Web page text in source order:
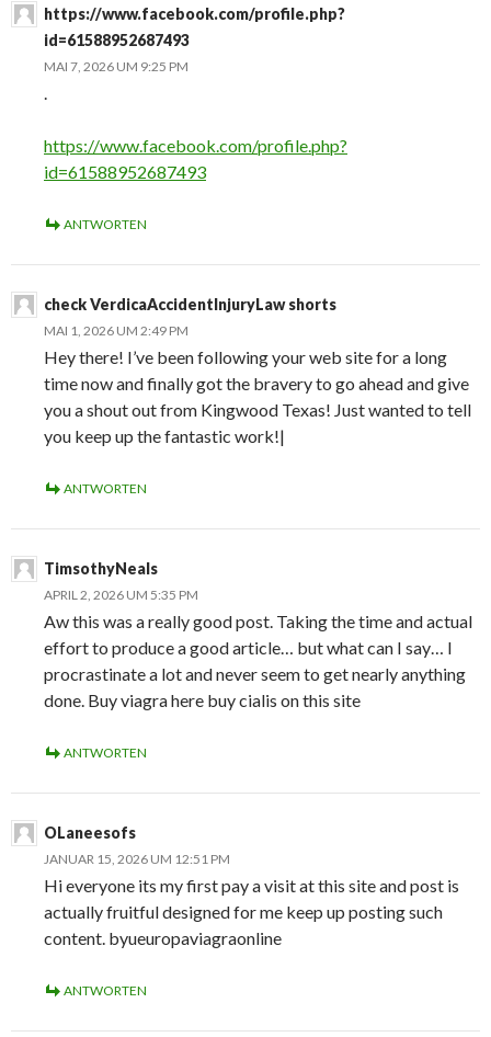
https://www.facebook.com/profile.php?
id=61588952687493
MAI 7, 2026 UM 9:25 PM
.
https://www.facebook.com/profile.php?
id=61588952687493
ANTWORTEN
check VerdicaAccidentInjuryLaw shorts
MAI 1, 2026 UM 2:49 PM
Hey there! I’ve been following your web site for a long
time now and finally got the bravery to go ahead and give
you a shout out from Kingwood Texas! Just wanted to tell
you keep up the fantastic work!|
ANTWORTEN
TimsothyNeals
APRIL 2, 2026 UM 5:35 PM
Aw this was a really good post. Taking the time and actual
effort to produce a good article… but what can I say… I
procrastinate a lot and never seem to get nearly anything
done. Buy viagra here buy cialis on this site
ANTWORTEN
OLaneesofs
JANUAR 15, 2026 UM 12:51 PM
Hi everyone its my first pay a visit at this site and post is
actually fruitful designed for me keep up posting such
content. byueuropaviagraonline
ANTWORTEN